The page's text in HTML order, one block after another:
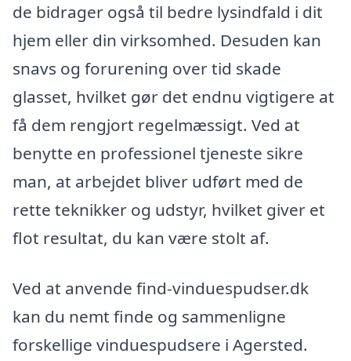
de bidrager også til bedre lysindfald i dit
hjem eller din virksomhed. Desuden kan
snavs og forurening over tid skade
glasset, hvilket gør det endnu vigtigere at
få dem rengjort regelmæssigt. Ved at
benytte en professionel tjeneste sikre
man, at arbejdet bliver udført med de
rette teknikker og udstyr, hvilket giver et
flot resultat, du kan være stolt af.
Ved at anvende find-vinduespudser.dk
kan du nemt finde og sammenligne
forskellige vinduespudsere i Agersted.